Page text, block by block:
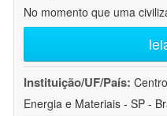
No momento que uma
Instituição/UF/País:
Energia e Materiais - SP -